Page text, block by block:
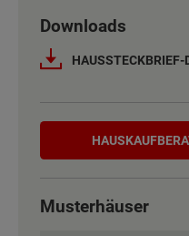
Außenmaße
Außenmaße
Downloads
Hauskaufberater
Musterhäuser